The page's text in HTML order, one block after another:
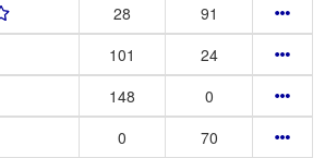
28
91
101
24
148
0
0
70